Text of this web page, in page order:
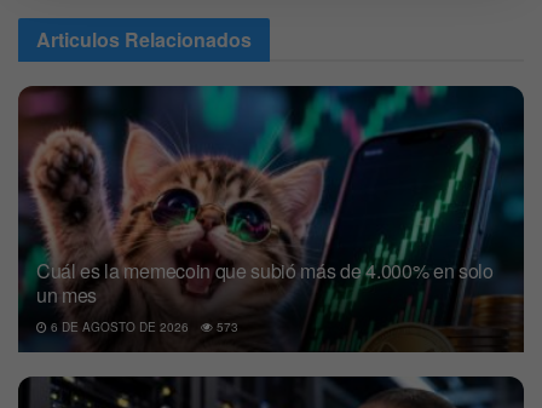
Articulos Relacionados
Cuál es la memecoin que subió más de 4.000% en solo
un mes
6 DE AGOSTO DE 2026 573